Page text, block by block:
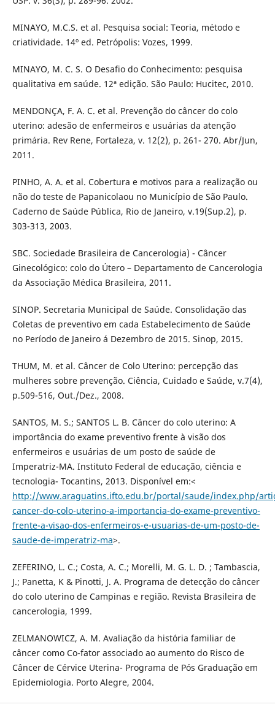
MINAYO, M.C.S. et al. Pesquisa social: Teoria, método e
criatividade. 14º ed. Petrópolis: Vozes, 1999.
MINAYO, M. C. S. O Desafio do Conhecimento: pesquisa
qualitativa em saúde. 12ª edição. São Paulo: Hucitec, 2010.
MENDONÇA, F. A. C. et al. Prevenção do câncer do colo
uterino: adesão de enfermeiros e usuárias da atenção
primária. Rev Rene, Fortaleza, v. 12(2), p. 261- 270. Abr/Jun,
2011.
PINHO, A. A. et al. Cobertura e motivos para a realização ou
não do teste de Papanicolaou no Município de São Paulo.
Caderno de Saúde Pública, Rio de Janeiro, v.19(Sup.2), p.
303-313, 2003.
SBC. Sociedade Brasileira de Cancerologia) - Câncer
Ginecológico: colo do Útero – Departamento de Cancerologia
da Associação Médica Brasileira, 2011.
SINOP. Secretaria Municipal de Saúde. Consolidação das
Coletas de preventivo em cada Estabelecimento de Saúde
no Período de Janeiro á Dezembro de 2015. Sinop, 2015.
THUM, M. et al. Câncer de Colo Uterino: percepção das
mulheres sobre prevenção. Ciência, Cuidado e Saúde, v.7(4),
p.509-516, Out./Dez., 2008.
SANTOS, M. S.; SANTOS L. B. Câncer do colo uterino: A
importância do exame preventivo frente à visão dos
enfermeiros e usuárias de um posto de saúde de
Imperatriz-MA. Instituto Federal de educação, ciência e
tecnologia- Tocantins, 2013. Disponível em:<
http://www.araguatins.ifto.edu.br/portal/saude/index.php/
cancer-do-colo-uterino-a-importancia-do-exame-preventivo-
frente-a-visao-dos-enfermeiros-e-usuarias-de-um-posto-de-
saude-de-imperatriz-ma>.
ZEFERINO, L. C.; Costa, A. C.; Morelli, M. G. L. D. ; Tambascia,
J.; Panetta, K & Pinotti, J. A. Programa de detecção do câncer
do colo uterino de Campinas e região. Revista Brasileira de
cancerologia, 1999.
ZELMANOWICZ, A. M. Avaliação da história familiar de
câncer como Co-fator associado ao aumento do Risco de
Câncer de Cérvice Uterina- Programa de Pós Graduação em
Epidemiologia. Porto Alegre, 2004.